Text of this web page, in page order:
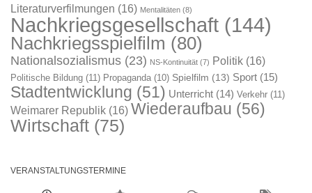
Literaturverfilmungen (16) Mentalitäten (8)
Nachkriegsgesellschaft (144)
Nachkriegsspielfilm (80)
Nationalsozialismus (23) NS-Kontinuität (7) Politik (16)
Politische Bildung (11) Propaganda (10) Spielfilm (13) Sport (15)
Stadtentwicklung (51) Unterricht (14) Verkehr (11)
Weimarer Republik (16) Wiederaufbau (56)
Wirtschaft (75)
VERANSTALTUNGSTERMINE